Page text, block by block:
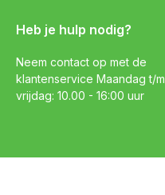
Heb je hulp nodig?
Neem contact op met de
klantenservice Maandag t/m
vrijdag: 10.00 - 16:00 uur